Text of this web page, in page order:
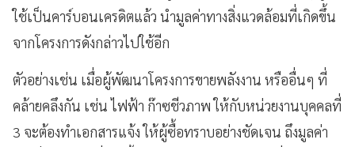
ใช้เป็นคาร์บอนเครดิตแล้ว นำมูลค่าทางสิ่งแวดล้อมที่เกิดขึ้น
จากโครงการดังกล่าวไปใช้อีก
ตัวอย่างเช่น เมื่อผู้พัฒนาโครงการขายพลังงาน หรืออื่นๆ ที่
คล้ายคลึงกัน เช่น ไฟฟ้า ก๊าซชีวภาพ ให้กับหน่วยงานบุคคลที่
3 จะต้องทำเอกสารแจ้ง ให้ผู้ซื้อทราบอย่างชัดเจน ถึงมูลค่า